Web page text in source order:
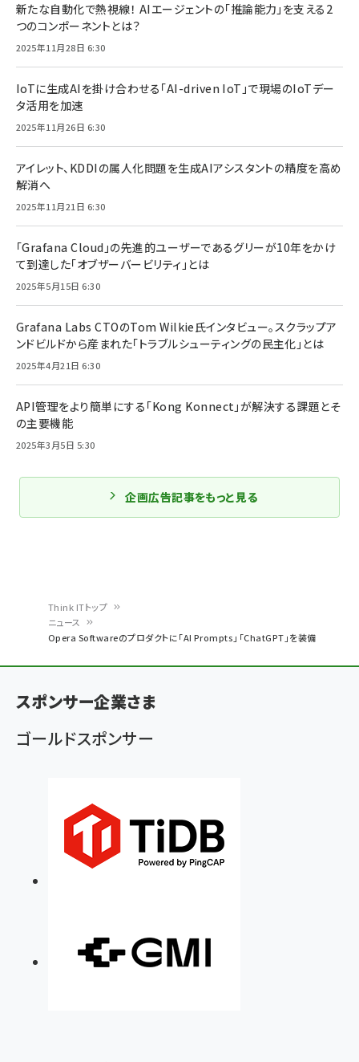
ン
く
ず
Think ITトップ
ニュース
Opera Softwareのプロダクトに「AI Prompts」「ChatGPT」を装備
新たな自動化で熱視線！ AIエージェントの「推論能力」を支える2
つのコンポーネントとは？
2025年11月28日 6:30
IoTに生成AIを掛け合わせる「AI-driven IoT」で現場のIoTデー
タ活用を加速
2025年11月26日 6:30
アイレット、KDDIの属人化問題を生成AIアシスタントの精度を高め
解消へ
2025年11月21日 6:30
「Grafana Cloud」の先進的ユーザーであるグリーが10年をかけ
て到達した「オブザーバービリティ」とは
2025年5月15日 6:30
Grafana Labs CTOのTom Wilkie氏インタビュー。スクラップア
ンドビルドから産まれた「トラブルシューティングの民主化」とは
2025年4月21日 6:30
API管理をより簡単にする「Kong Konnect」が解決する課題とそ
の主要機能
2025年3月5日 5:30
企画広告記事をもっと見る
スポンサー企業さま
ゴールドスポンサー